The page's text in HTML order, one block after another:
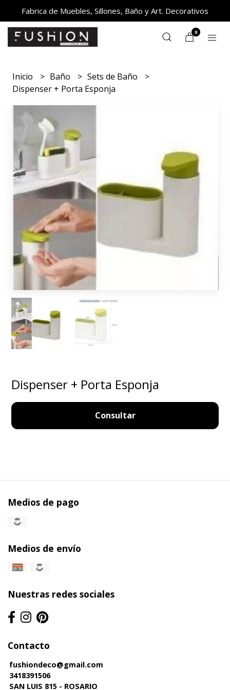
Fabrica de Muebles, Sillones, Baño y Art. Decorativos
0
Inicio Baño
Sets de Baño
Dispenser + Porta Esponja
Dispenser + Porta Esponja
Consultar
Medios de pago
Medios de envío
Nuestras redes sociales
Contacto
fushiondeco@gmail.com
3418391506
SAN LUIS 815 - ROSARIO